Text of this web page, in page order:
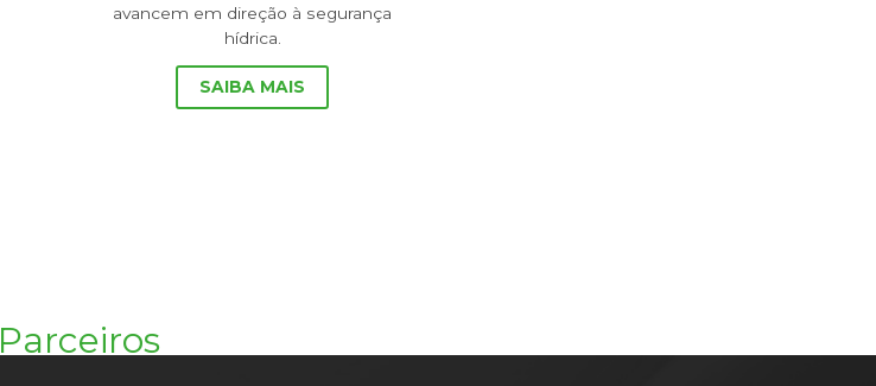
avancem em direção à segurança
hídrica.
SAIBA MAIS
Parceiros